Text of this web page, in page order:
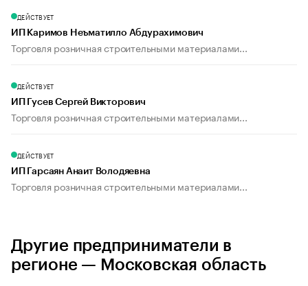
ДЕЙСТВУЕТ
ИП Каримов Неъматилло Абдурахимович
Торговля розничная строительными материалами...
ДЕЙСТВУЕТ
ИП Гусев Сергей Викторович
Торговля розничная строительными материалами...
ДЕЙСТВУЕТ
ИП Гарсаян Анаит Володяевна
Торговля розничная строительными материалами...
Другие предприниматели в
регионе — Московская область